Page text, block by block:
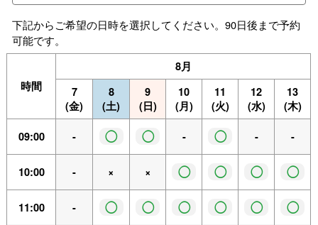
下記からご希望の日時を選択してください。90日後まで予約
可能です。
時間
8月
7
(金)
8
(土)
9
(日)
10
(月)
11
(火)
12
(水)
13
(木)
09:00 - ◯ ◯ - ◯ - -
10:00 - × × ◯ ◯ ◯ ◯
11:00 - ◯ ◯ ◯ ◯ ◯ ◯